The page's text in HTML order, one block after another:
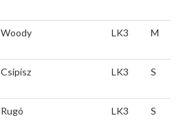
Woody LK3 M
Csipisz LK3 S
Rugó LK3 S